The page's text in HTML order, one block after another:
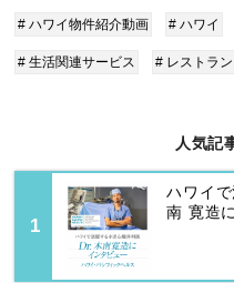
# ハワイ物件紹介動画 # ハワイ
# 生活関連サービス # レストラン
人気記
ハワイ
南 寛造